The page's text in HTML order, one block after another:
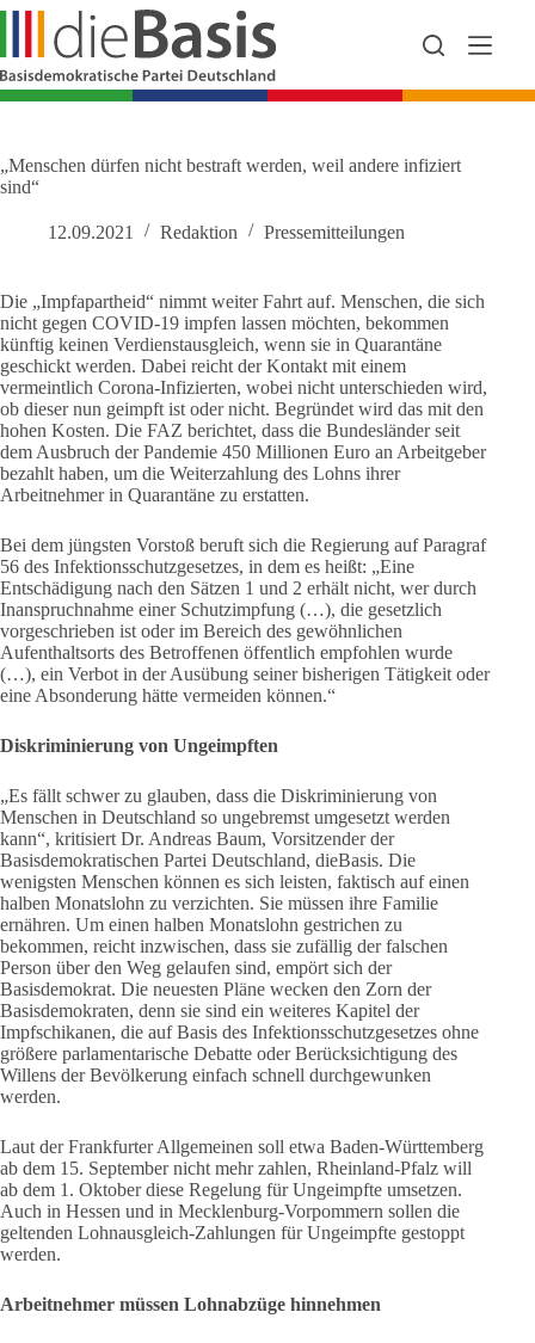
Zum
springen
„Menschen dürfen nicht bestraft werden, weil andere infiziert
sind“
12.09.2021 Redaktion Pressemitteilungen
Die „Impfapartheid“ nimmt weiter Fahrt auf. Menschen, die sich
nicht gegen COVID-19 impfen lassen möchten, bekommen
künftig keinen Verdienstausgleich, wenn sie in Quarantäne
geschickt werden. Dabei reicht der Kontakt mit einem
vermeintlich Corona-Infizierten, wobei nicht unterschieden wird,
ob dieser nun geimpft ist oder nicht. Begründet wird das mit den
hohen Kosten. Die FAZ berichtet, dass die Bundesländer seit
dem Ausbruch der Pandemie 450 Millionen Euro an Arbeitgeber
bezahlt haben, um die Weiterzahlung des Lohns ihrer
Arbeitnehmer in Quarantäne zu erstatten.
Bei dem jüngsten Vorstoß beruft sich die Regierung auf Paragraf
56 des Infektionsschutzgesetzes, in dem es heißt: „Eine
Entschädigung nach den Sätzen 1 und 2 erhält nicht, wer durch
Inanspruchnahme einer Schutzimpfung (…), die gesetzlich
vorgeschrieben ist oder im Bereich des gewöhnlichen
Aufenthaltsorts des Betroffenen öffentlich empfohlen wurde
(…), ein Verbot in der Ausübung seiner bisherigen Tätigkeit oder
eine Absonderung hätte vermeiden können.“
Diskriminierung von Ungeimpften
„Es fällt schwer zu glauben, dass die Diskriminierung von
Menschen in Deutschland so ungebremst umgesetzt werden
kann“, kritisiert Dr. Andreas Baum, Vorsitzender der
Basisdemokratischen Partei Deutschland, dieBasis. Die
wenigsten Menschen können es sich leisten, faktisch auf einen
halben Monatslohn zu verzichten. Sie müssen ihre Familie
ernähren. Um einen halben Monatslohn gestrichen zu
bekommen, reicht inzwischen, dass sie zufällig der falschen
Person über den Weg gelaufen sind, empört sich der
Basisdemokrat. Die neuesten Pläne wecken den Zorn der
Basisdemokraten, denn sie sind ein weiteres Kapitel der
Impfschikanen, die auf Basis des Infektionsschutzgesetzes ohne
größere parlamentarische Debatte oder Berücksichtigung des
Willens der Bevölkerung einfach schnell durchgewunken
werden.
Laut der Frankfurter Allgemeinen soll etwa Baden-Württemberg
ab dem 15. September nicht mehr zahlen, Rheinland-Pfalz will
ab dem 1. Oktober diese Regelung für Ungeimpfte umsetzen.
Auch in Hessen und in Mecklenburg-Vorpommern sollen die
geltenden Lohnausgleich-Zahlungen für Ungeimpfte gestoppt
werden.
Arbeitnehmer müssen Lohnabzüge hinnehmen